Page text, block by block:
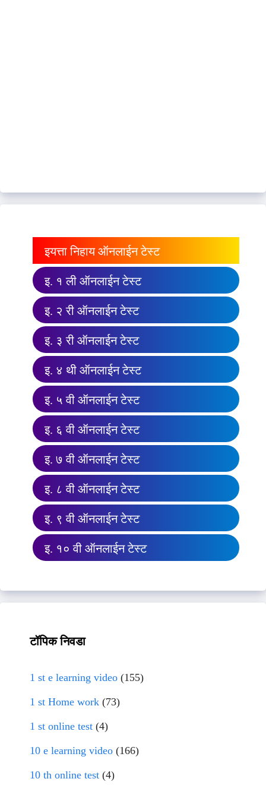
इयत्ता निहाय ऑनलाईन टेस्ट
इ. १ ली ऑनलाईन टेस्ट
इ. २ री ऑनलाईन टेस्ट
इ. ३ री ऑनलाईन टेस्ट
इ. ४ थी ऑनलाईन टेस्ट
इ. ५ वी ऑनलाईन टेस्ट
इ. ६ वी ऑनलाईन टेस्ट
इ. ७ वी ऑनलाईन टेस्ट
इ. ८ वी ऑनलाईन टेस्ट
इ. ९ वी ऑनलाईन टेस्ट
इ. १० वी ऑनलाईन टेस्ट
टॉपिक निवडा
1 st e learning video (155)
1 st Home work (73)
1 st online test (4)
10 e learning video (166)
10 th online test (4)